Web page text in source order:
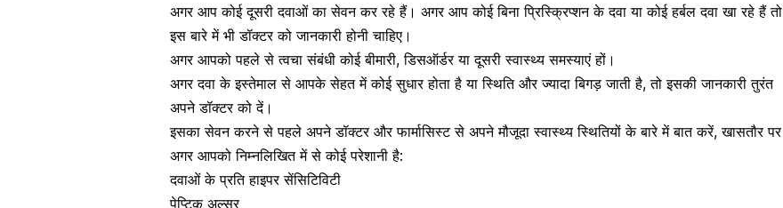
अगर आप कोई दूसरी दवाओं का सेवन कर रहे हैं। अगर आप कोई बिना प्रिस्क्रिप्शन के दवा या कोई हर्बल दवा खा रहे हैं तो
इस बारे में भी डॉक्टर को जानकारी होनी चाहिए।
अगर आपको पहले सेत्वचा संबंधी कोई बीमारी, डिसऑर्डर या दूसरी स्वास्थ्य समस्याएं हों।
अगर दवा के इस्तेमाल से आपके सेहत में कोई सुधार होता है या स्थिति और ज्यादा बिगड़ जाती है, तो इसकी जानकारी तुरंत
अपने डॉक्टर को दें।
इसका सेवन करने से पहले अपने डॉक्टर और फार्मासिस्ट से अपने मौजूदा स्वास्थ्य स्थितियों के बारे में बात करें, खासतौर पर
अगर आपको निम्नलिखित में से कोई परेशानी है:
दवाओं के प्रति हाइपर सेंसिटिविटी
पेप्टिक अल्सर